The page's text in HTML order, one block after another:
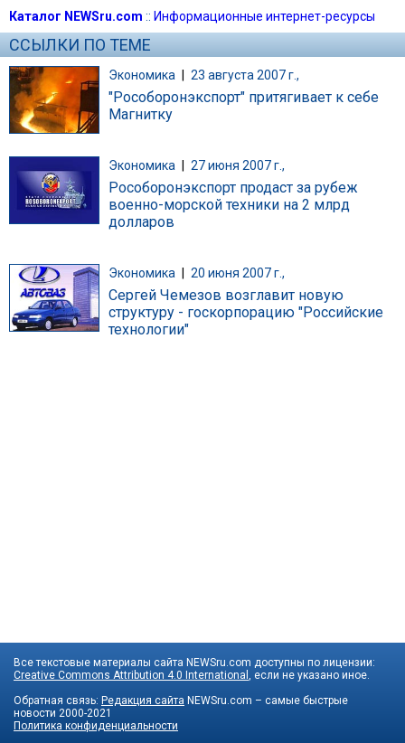
Каталог NEWSru.com :: Информационные интернет-ресурсы
ССЫЛКИ ПО ТЕМЕ
Экономика | 23 августа 2007 г.,
"Рособоронэкспорт" притягивает к себе
Магнитку
Экономика 27 июня 2007 г.,
Рособоронэкспорт продаст за рубеж
военно-морской техники на 2 млрд
долларов
Экономика 20 июня 2007 г.,
Сергей Чемезов возглавит новую
структуру - госкорпорацию "Российские
технологии"
Все текстовые материалы сайта NEWSru.com доступны по лицензии:
Creative Commons Attribution 4.0 International , если не указано иное.
Обратная связь: Редакция сайта NEWSru.com – самые быстрые
новости 2000-2021
Политика конфиденциальности